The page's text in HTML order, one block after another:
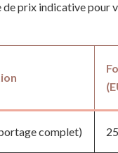
prix indicative pour
complet)